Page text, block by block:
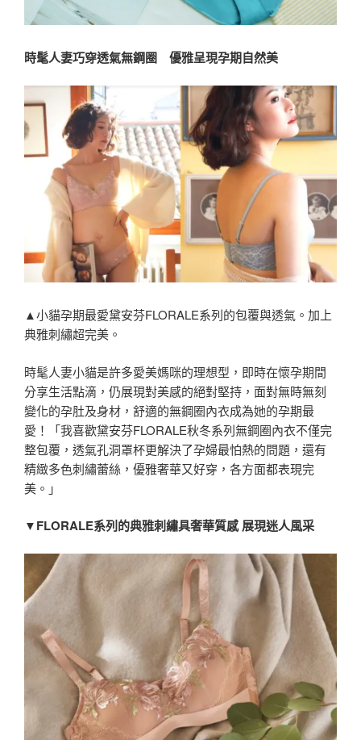
時髦人妻巧穿透氣無鋼圈 優雅呈現孕期自然美
▲小貓孕期最愛黛安芬FLORALE系列的包覆與透氣。加上
典雅刺繡超完美。
時髦人妻小貓是許多愛美媽咪的理想型，即時在懷孕期間
分享生活點滴，仍展現對美感的絕對堅持，面對無時無刻
變化的孕肚及身材，舒適的無鋼圈內衣成為她的孕期最
愛！「我喜歡黛安芬FLORALE秋冬系列無鋼圈內衣不僅完
整包覆，透氣孔洞罩杯更解決了孕婦最怕熱的問題，還有
精緻多色刺繡蕾絲，優雅奢華又好穿，各方面都表現完
美。」
▼FLORALE系列的典雅刺繡具奢華質感 展現迷人風采